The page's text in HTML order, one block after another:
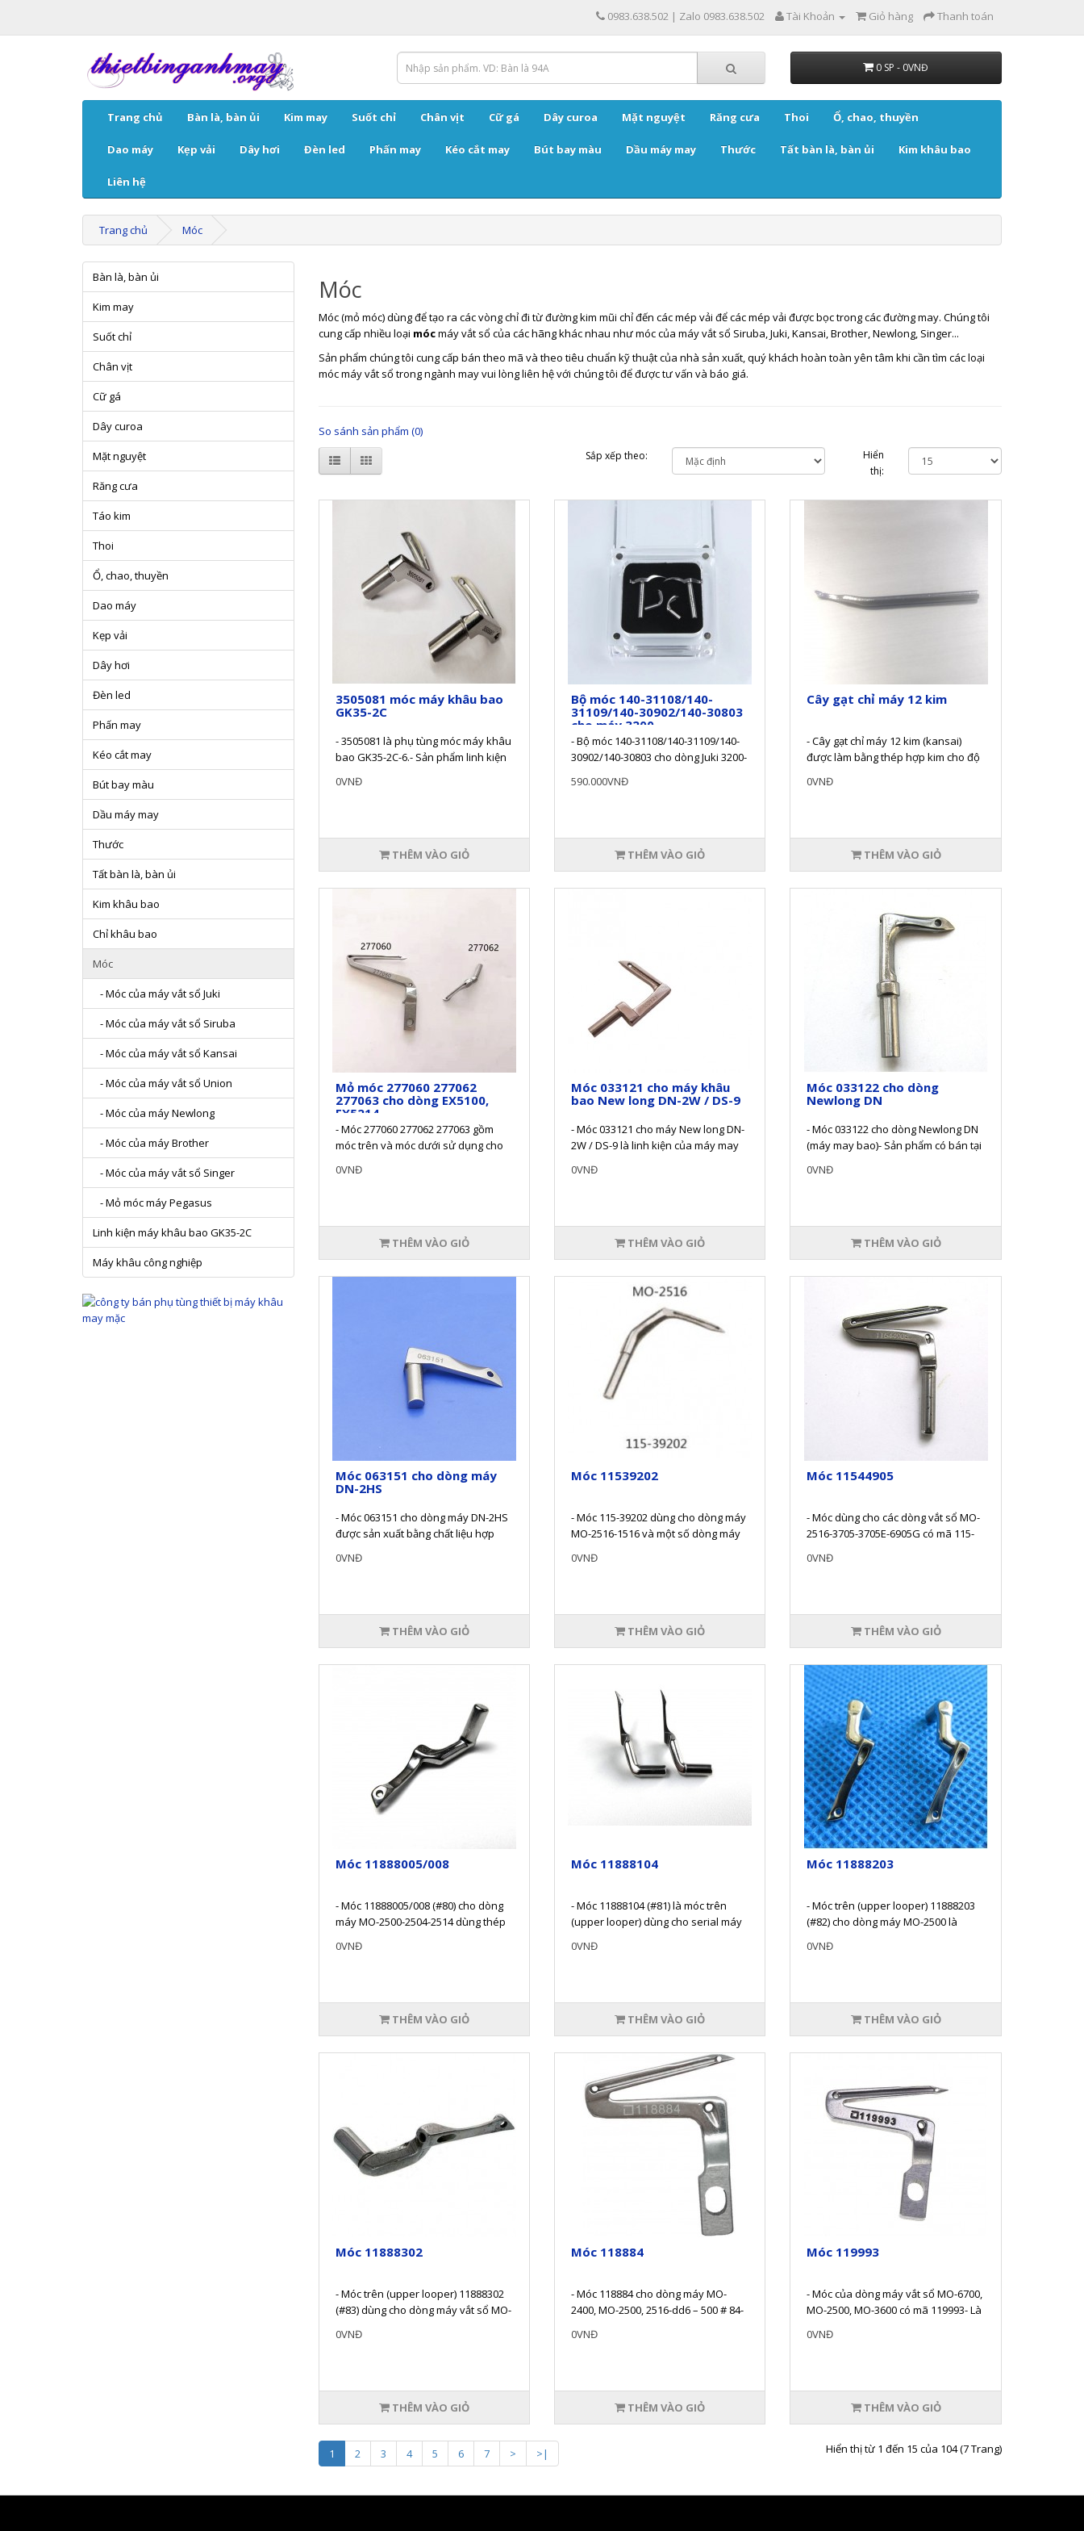
0983.638.502 | Zalo 0983.638.502 Tài Khoản Giỏ hàng Thanh toán
0 SP - 0VNĐ
Trang chủ Bàn là, bàn ủi Kim may Suốt chỉ Chân vịt Cữ gá Dây curoa Mặt nguyệt Răng cưa Thoi Ổ, chao, thuyền
Dao máy Kẹp vải Dây hơi Đèn led Phấn may Kéo cắt may Bút bay màu Dầu máy may Thước Tất bàn là, bàn ủi Kim khâu bao
Liên hệ
Trang chủ Móc
Bàn là, bàn ủi
Kim may
Suốt chỉ
Chân vịt
Cữ gá
Dây curoa
Mặt nguyệt
Răng cưa
Táo kim
Thoi
Ổ, chao, thuyền
Dao máy
Kẹp vải
Dây hơi
Đèn led
Phấn may
Kéo cắt may
Bút bay màu
Dầu máy may
Thước
Tất bàn là, bàn ủi
Kim khâu bao
Chỉ khâu bao
Móc
- Móc của máy vắt sổ Juki
- Móc của máy vắt sổ Siruba
- Móc của máy vắt sổ Kansai
- Móc của máy vắt sổ Union
- Móc của máy Newlong
- Móc của máy Brother
- Móc của máy vắt sổ Singer
- Mỏ móc máy Pegasus
Linh kiện máy khâu bao GK35-2C
Máy khâu công nghiệp
Móc
Móc (mỏ móc) dùng để tạo ra các vòng chỉ đi từ đường kim mũi chỉ đến các mép vải để các mép vải được bọc trong các đường may. Chúng tôi
cung cấp nhiều loại mócmáy vắt sổ của các hãng khác nhau như móc của máy vắt sổ Siruba, Juki, Kansai, Brother, Newlong, Singer...
Sản phẩm chúng tôi cung cấp bán theo mã và theo tiêu chuẩn kỹ thuật của nhà sản xuất, quý khách hoàn toàn yên tâm khi cần tìm các loại
móc máy vắt sổ trong ngành may vui lòng liên hệ với chúng tôi để được tư vấn và báo giá.
So sánh sản phẩm (0)
Sắp xếp theo:
Hiển
thị:
3505081 móc máy khâu bao
GK35-2C
- 3505081 là phụ tùng móc máy khâu
bao GK35-2C-6.- Sản phẩm linh kiện
0VNĐ
THÊM VÀO GIỎ
Bộ móc 140-31108/140-
31109/140-30902/140-30803
cho máy 3200
- Bộ móc 140-31108/140-31109/140-
30902/140-30803 cho dòng Juki 3200-
590.000VNĐ
THÊM VÀO GIỎ
Cây gạt chỉ máy 12 kim
- Cây gạt chỉ máy 12 kim (kansai)
được làm bằng thép hợp kim cho độ
0VNĐ
THÊM VÀO GIỎ
Mỏ móc 277060 277062
277063 cho dòng EX5100,
EX5214
- Móc 277060 277062 277063 gồm
móc trên và móc dưới sử dụng cho
0VNĐ
THÊM VÀO GIỎ
Móc 033121 cho máy khâu
bao New long DN-2W / DS-9
- Móc 033121 cho máy New long DN-
2W / DS-9 là linh kiện của máy may
0VNĐ
THÊM VÀO GIỎ
Móc 033122 cho dòng
Newlong DN
- Móc 033122 cho dòng Newlong DN
(máy may bao)- Sản phẩm có bán tại
0VNĐ
THÊM VÀO GIỎ
Móc 063151 cho dòng máy
DN-2HS
- Móc 063151 cho dòng máy DN-2HS
được sản xuất bằng chất liệu hợp
0VNĐ
THÊM VÀO GIỎ
Móc 11539202
- Móc 115-39202 dùng cho dòng máy
MO-2516-1516 và một số dòng máy
0VNĐ
THÊM VÀO GIỎ
Móc 11544905
- Móc dùng cho các dòng vắt sổ MO-
2516-3705-3705E-6905G có mã 115-
0VNĐ
THÊM VÀO GIỎ
Móc 11888005/008
- Móc 11888005/008 (#80) cho dòng
máy MO-2500-2504-2514 dùng thép
0VNĐ
THÊM VÀO GIỎ
Móc 11888104
- Móc 11888104 (#81) là móc trên
(upper looper) dùng cho serial máy
0VNĐ
THÊM VÀO GIỎ
Móc 11888203
- Móc trên (upper looper) 11888203
(#82) cho dòng máy MO-2500 là
0VNĐ
THÊM VÀO GIỎ
Móc 11888302
- Móc trên (upper looper) 11888302
(#83) dùng cho dòng máy vắt sổ MO-
0VNĐ
THÊM VÀO GIỎ
Móc 118884
- Móc 118884 cho dòng máy MO-
2400, MO-2500, 2516-dd6 – 500 # 84-
0VNĐ
THÊM VÀO GIỎ
Móc 119993
- Móc của dòng máy vắt sổ MO-6700,
MO-2500, MO-3600 có mã 119993- Là
0VNĐ
THÊM VÀO GIỎ
1 2 3 4 5 6 7 > >| Hiển thị từ 1 đến 15 của 104 (7 Trang)